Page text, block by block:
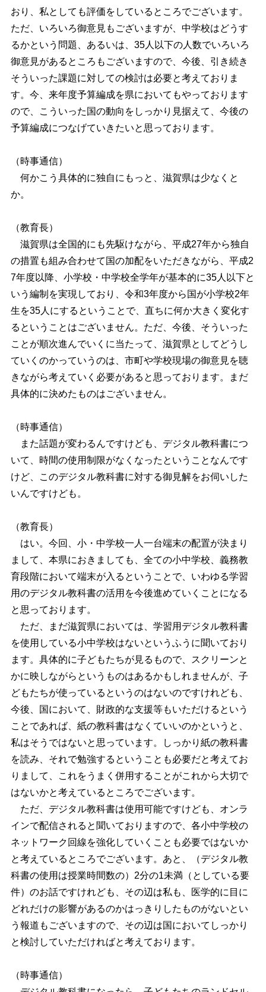
おり、私としても評価をしているところでございます。
ただ、いろいろ御意見もございますが、中学校はどうす
るかという問題、あるいは、35人以下の人数でいろいろ
御意見があるところもございますので、今後、引き続き
そういった課題に対しての検討は必要と考えておりま
す。今、来年度予算編成を県においてもやっております
ので、こういった国の動向をしっかり見据えて、今後の
予算編成につなげていきたいと思っております。
（時事通信）
何かこう具体的に独自にもっと、滋賀県は少なくと
か。
（教育長）
滋賀県は全国的にも先駆けながら、平成27年から独自
の措置も組み合わせて国の加配をいただきながら、平成2
7年度以降、小学校・中学校全学年が基本的に35人以下と
いう編制を実現しており、令和3年度から国が小学校2年
生を35人にするということで、直ちに何か大きく変化す
るということはございません。ただ、今後、そういった
ことが順次進んでいくに当たって、滋賀県としてどうし
ていくのかっていうのは、市町や学校現場の御意見を聴
きながら考えていく必要があると思っております。まだ
具体的に決めたものはございません。
（時事通信）
また話題が変わるんですけども、デジタル教科書につ
いて、時間の使用制限がなくなったということなんです
けど、このデジタル教科書に対する御見解をお伺いした
いんですけども。
（教育長）
はい。今回、小・中学校一人一台端末の配置が決まり
まして、本県におきましても、全ての小中学校、義務教
育段階において端末が入るということで、いわゆる学習
用のデジタル教科書の活用を今後進めていくことになる
と思っております。
ただ、まだ滋賀県においては、学習用デジタル教科書
を使用している小中学校はないというふうに聞いており
ます。具体的に子どもたちが見るもので、スクリーンと
かに映しながらというものはあるかもしれませんが、子
どもたちが使っているというのはないのですけれども、
今後、国において、財政的な支援等もいただけるという
ことであれば、紙の教科書はなくていいのかというと、
私はそうではないと思っています。しっかり紙の教科書
を読み、それで勉強するということも必要だと考えてお
りまして、これをうまく併用することがこれから大切で
はないかと考えているところでございます。
ただ、デジタル教科書は使用可能ですけども、オンラ
インで配信されると聞いておりますので、各小中学校の
ネットワーク回線を強化していくことも必要ではないか
と考えているところでございます。あと、（デジタル教
科書の使用は授業時間数の）2分の1未満（としている要
件）のお話ですけれども、その辺は私も、医学的に目に
どれだけの影響があるのかはっきりしたものがないとい
う報道もございますので、その辺は国においてしっかり
と検討していただければと考えております。
（時事通信）